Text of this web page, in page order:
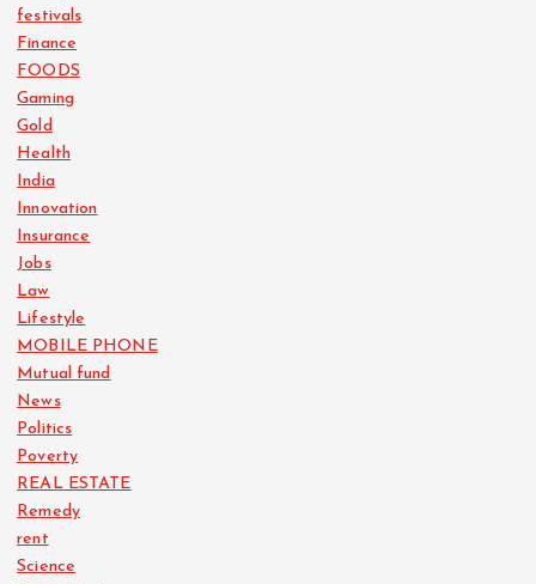
festivals
Finance
FOODS
Gaming
Gold
Health
India
Innovation
Insurance
Jobs
Law
Lifestyle
MOBILE PHONE
Mutual fund
News
Politics
Poverty
REAL ESTATE
Remedy
rent
Science